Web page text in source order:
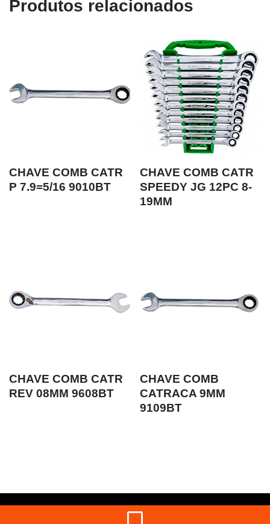
Produtos relacionados
CHAVE COMB CATR
P 7.9=5/16 9010BT
CHAVE COMB CATR
SPEEDY JG 12PC 8-
19MM
CHAVE COMB CATR
REV 08MM 9608BT
CHAVE COMB
CATRACA 9MM
9109BT